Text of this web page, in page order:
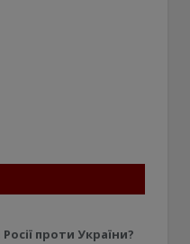
проти України?